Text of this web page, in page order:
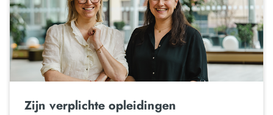
Zijn verplichte opleidingen